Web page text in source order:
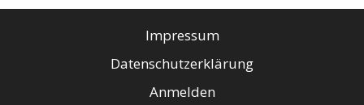
Impressum
Datenschutzerklärung
Anmelden